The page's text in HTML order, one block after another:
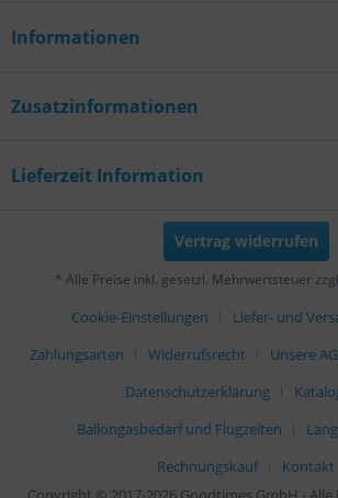
Informationen
Zusatzinformationen
Lieferzeit Information
Vertrag widerrufen
* Alle Preise inkl. gesetzl. Mehrwertsteuer
Cookie-Einstellungen
Liefer- und
Zahlungsarten
Widerrufsrecht Unsere
Datenschutzerklärung
Ballongasbedarf und Flugzeiten
Rechnungskauf
Kontakt